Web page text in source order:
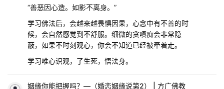
“善恶因心造。如影不离身。”
学习佛法后，会越来越畏惧因果，心念中有不善的时
候，会自然感觉到不舒服。细微的贪嗔痴会非常隐
蔽，如果不时刻观心，你会不知道已经被牵着走。
学习唯心识观，了生死，悟法身。
姻缘你能把握吗？—（婚恋姻缘说第2） | 方广佛教